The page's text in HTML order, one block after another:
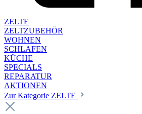
ZELTE
ZELTZUBEHÖR
WOHNEN
SCHLAFEN
KÜCHE
SPECIALS
REPARATUR
AKTIONEN
Zur Kategorie ZELTE